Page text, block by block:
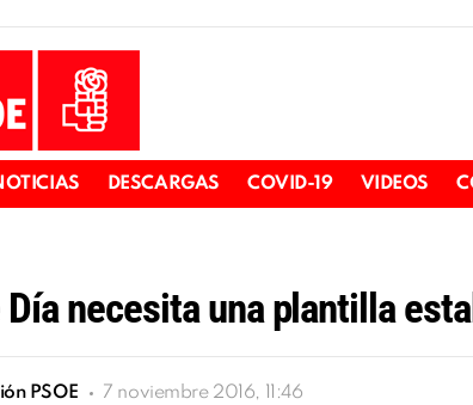
DESCARGAS COVID-19 VIDEOS
Día necesita una plantilla
PSOE 7 noviembre 2016, 11:46